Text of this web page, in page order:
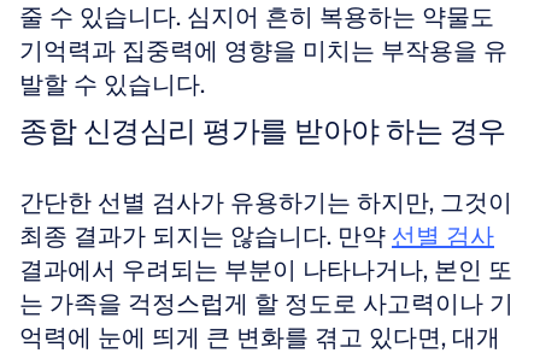
줄 수 있습니다. 심지어 흔히 복용하는 약물도
기억력과 집중력에 영향을 미치는 부작용을 유
발할 수 있습니다.
종합 신경심리 평가를 받아야 하는 경우
간단한 선별 검사가 유용하기는 하지만, 그것이
최종 결과가 되지는 않습니다. 만약 선별 검사
결과에서 우려되는 부분이 나타나거나, 본인 또
는 가족을 걱정스럽게 할 정도로 사고력이나 기
억력에 눈에 띄게 큰 변화를 겪고 있다면, 대개